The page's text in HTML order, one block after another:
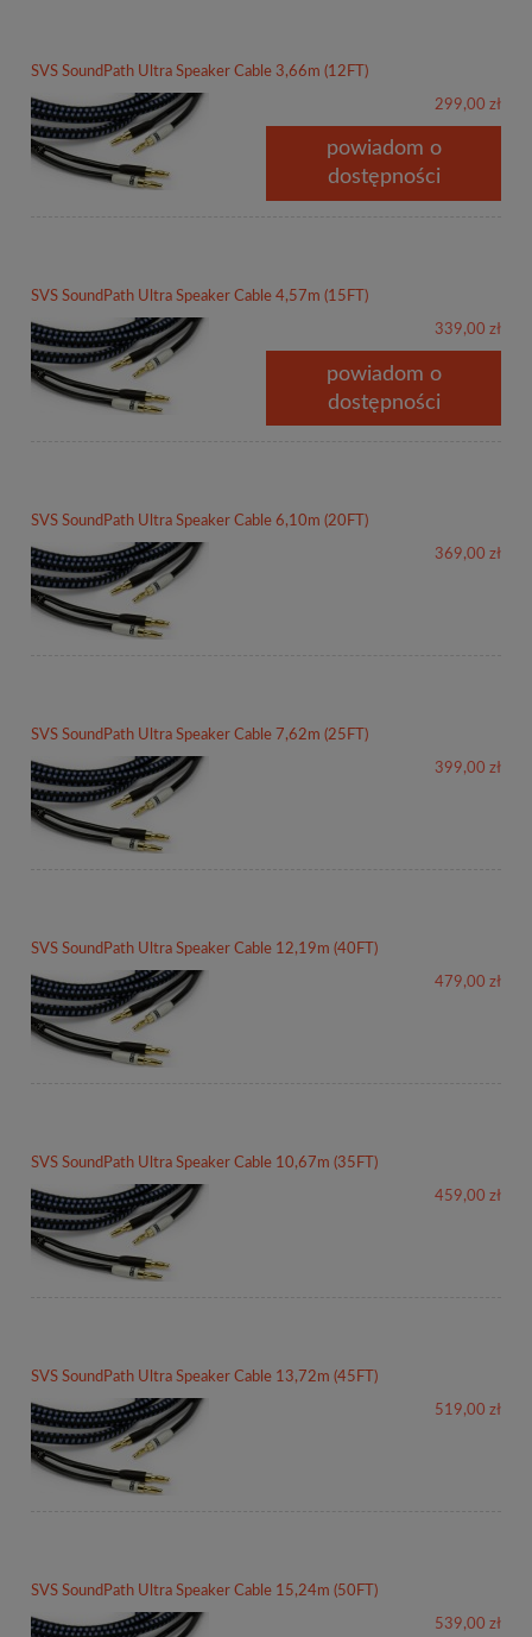
SVS SoundPath Ultra Speaker Cable 3,66m (12FT)
299,00 zł
powiadom o
dostępności
SVS SoundPath Ultra Speaker Cable 4,57m (15FT)
339,00 zł
powiadom o
dostępności
SVS SoundPath Ultra Speaker Cable 6,10m (20FT)
369,00 zł
SVS SoundPath Ultra Speaker Cable 7,62m (25FT)
399,00 zł
SVS SoundPath Ultra Speaker Cable 12,19m (40FT)
479,00 zł
SVS SoundPath Ultra Speaker Cable 10,67m (35FT)
459,00 zł
SVS SoundPath Ultra Speaker Cable 13,72m (45FT)
519,00 zł
SVS SoundPath Ultra Speaker Cable 15,24m (50FT)
539,00 zł